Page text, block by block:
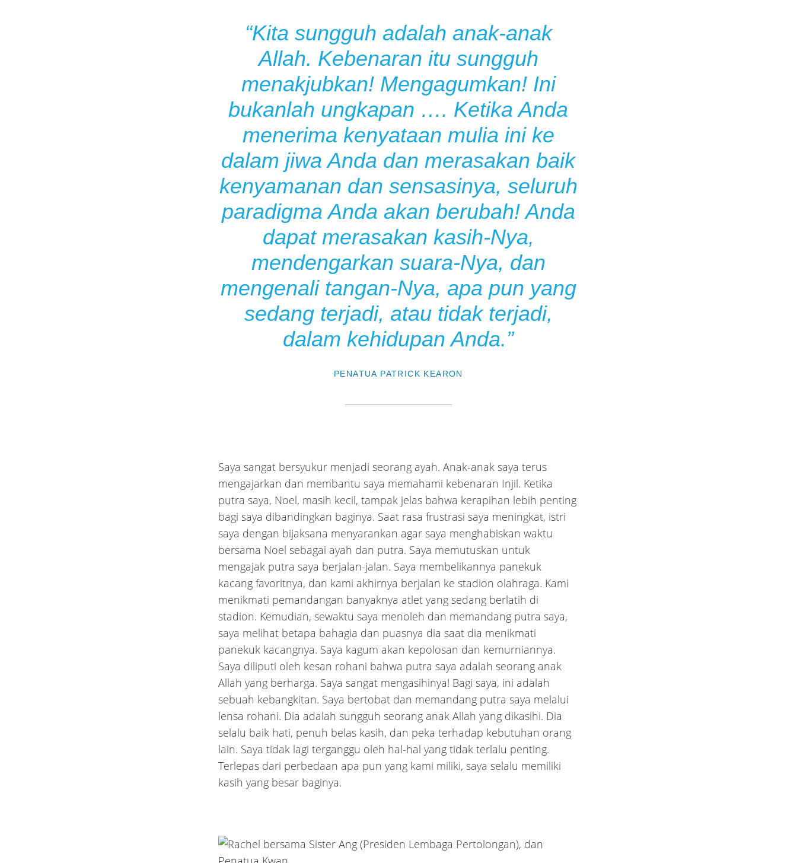
“Kita sungguh adalah anak-anak
Allah. Kebenaran itu sungguh
menakjubkan! Mengagumkan! Ini
bukanlah ungkapan …. Ketika Anda
menerima kenyataan mulia ini ke
dalam jiwa Anda dan merasakan baik
kenyamanan dan sensasinya, seluruh
paradigma Anda akan berubah! Anda
dapat merasakan kasih-Nya,
mendengarkan suara-Nya, dan
mengenali tangan-Nya, apa pun yang
sedang terjadi, atau tidak terjadi,
dalam kehidupan Anda.”
PENATUA PATRICK KEARON
Saya sangat bersyukur menjadi seorang ayah. Anak-anak saya terus
mengajarkan dan membantu saya memahami kebenaran Injil. Ketika
putra saya, Noel, masih kecil, tampak jelas bahwa kerapihan lebih penting
bagi saya dibandingkan baginya. Saat rasa frustrasi saya meningkat, istri
saya dengan bijaksana menyarankan agar saya menghabiskan waktu
bersama Noel sebagai ayah dan putra. Saya memutuskan untuk
mengajak putra saya berjalan-jalan. Saya membelikannya panekuk
kacang favoritnya, dan kami akhirnya berjalan ke stadion olahraga. Kami
menikmati pemandangan banyaknya atlet yang sedang berlatih di
stadion. Kemudian, sewaktu saya menoleh dan memandang putra saya,
saya melihat betapa bahagia dan puasnya dia saat dia menikmati
panekuk kacangnya. Saya kagum akan kepolosan dan kemurniannya.
Saya diliputi oleh kesan rohani bahwa putra saya adalah seorang anak
Allah yang berharga. Saya sangat mengasihinya! Bagi saya, ini adalah
sebuah kebangkitan. Saya bertobat dan memandang putra saya melalui
lensa rohani. Dia adalah sungguh seorang anak Allah yang dikasihi. Dia
selalu baik hati, penuh belas kasih, dan peka terhadap kebutuhan orang
lain. Saya tidak lagi terganggu oleh hal-hal yang tidak terlalu penting.
Terlepas dari perbedaan apa pun yang kami miliki, saya selalu memiliki
kasih yang besar baginya.